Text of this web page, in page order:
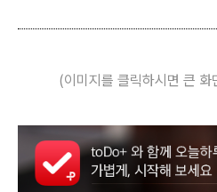
(이미지를 클릭하시면 큰 화